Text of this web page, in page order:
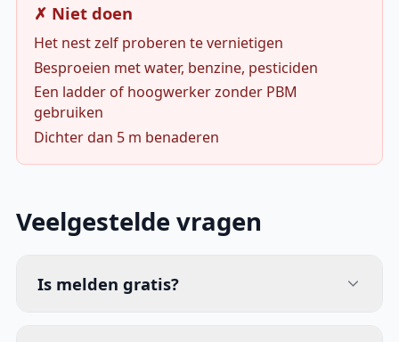
✗ Niet doen
Het nest zelf proberen te vernietigen
Besproeien met water, benzine, pesticiden
Een ladder of hoogwerker zonder PBM
gebruiken
Dichter dan 5 m benaderen
Veelgestelde vragen
Is melden gratis?